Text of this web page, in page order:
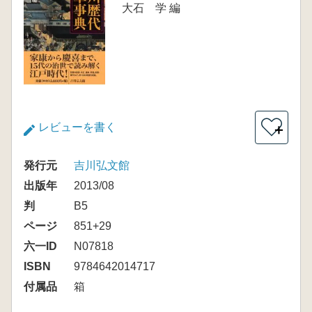
大石 学 編
レビューを書く ＋
発行元
吉川弘文館
出版年
2013/08
判
B5
ページ
851+29
六一ID
N07818
ISBN
9784642014717
付属品
箱